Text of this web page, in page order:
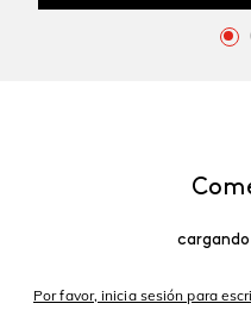
Por favor, inicia sesión para